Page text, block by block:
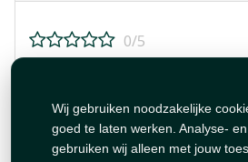
Wij gebruiken noodzakelijke
goed te laten werken. Analyse-
gebruiken wij alleen met jouw
0/5